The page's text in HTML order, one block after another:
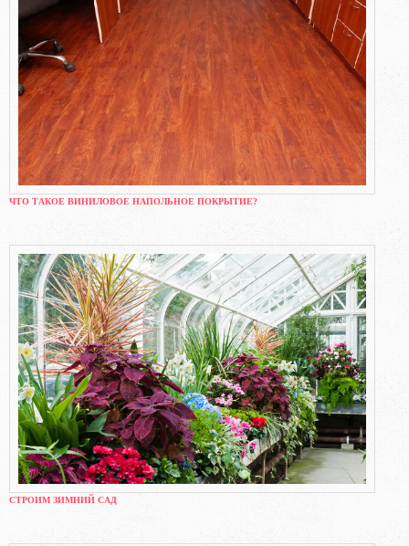
ЧТО ТАКОЕ ВИНИЛОВОЕ НАПОЛЬНОЕ ПОКРЫТИЕ?
СТРОИМ ЗИМНИЙ САД